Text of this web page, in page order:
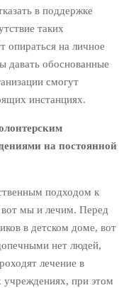
в поддержке
таких
опираться на личное
давать обоснованные
смогут
инстанциях.
на постоянной
подходом к
вот мы и лечим. Перед
в детском доме, вот
нет людей,
лечение в
при этом